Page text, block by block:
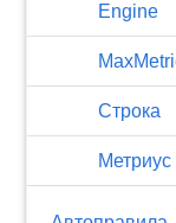
Engine
Строка
Метриус